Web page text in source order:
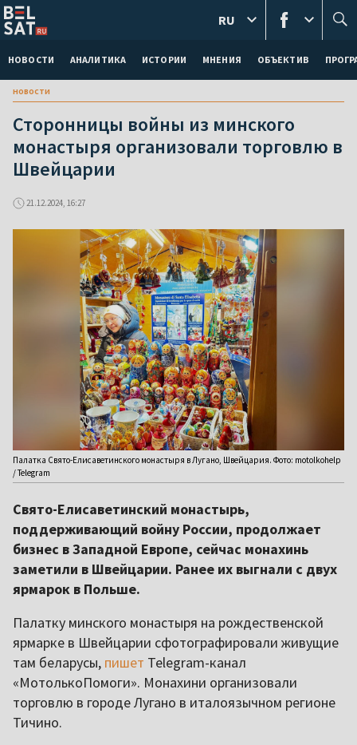
НОВОСТИ АНАЛИТИКА ИСТОРИИ МНЕНИЯ ОБЪЕКТИВ
RU
новости
Сторонницы войны из минского
монастыря организовали торговлю в
Швейцарии
21.12.2024, 16:27
Палатка Свято-Елисаветинского монастыря в Лугано, Швейцария. Фото: motolkohelp
/ Telegram
Свято-Елисаветинский монастырь,
поддерживающий войну России, продолжает
бизнес в Западной Европе, сейчас монахинь
заметили в Швейцарии. Ранее их выгнали с двух
ярмарок в Польше.
Палатку минского монастыря на рождественской
ярмарке в Швейцарии сфотографировали живущие
там беларусы, пишет Telegram-канал
«МотолькоПомоги». Монахини организовали
торговлю в городе Лугано в италоязычном регионе
Тичино.